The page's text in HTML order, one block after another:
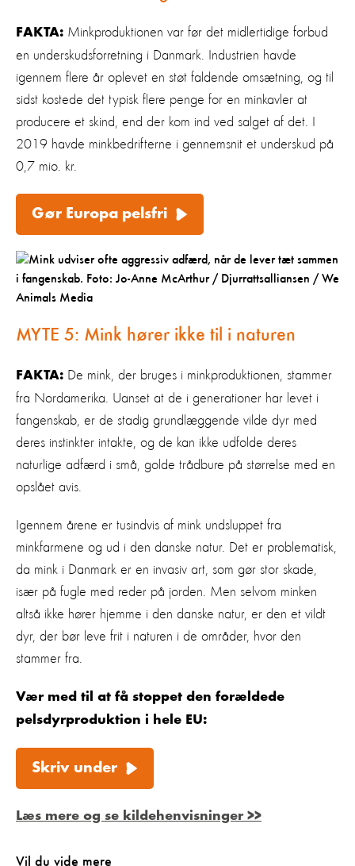
FAKTA: Minkproduktionen var før det midlertidige forbud
en underskudsforretning i Danmark. Industrien havde
igennem flere år oplevet en støt faldende omsætning, og til
sidst kostede det typisk flere penge for en minkavler at
producere et skind, end der kom ind ved salget af det. I
2019 havde minkbedrifterne i gennemsnit et underskud på
0,7 mio. kr.
Gør Europa pelsfri
MYTE 5: Mink hører ikke til i naturen
FAKTA: De mink, der bruges i minkproduktionen, stammer
fra Nordamerika. Uanset at de i generationer har levet i
fangenskab, er de stadig grundlæggende vilde dyr med
deres instinkter intakte, og de kan ikke udfolde deres
naturlige adfærd i små, golde trådbure på størrelse med en
opslået avis.
Igennem årene er tusindvis af mink undsluppet fra
minkfarmene og ud i den danske natur. Det er problematisk,
da mink i Danmark er en invasiv art, som gør stor skade,
især på fugle med reder på jorden. Men selvom minken
altså ikke hører hjemme i den danske natur, er den et vildt
dyr, der bør leve frit i naturen i de områder, hvor den
stammer fra.
Vær med til at få stoppet den forældede
pelsdyrproduktion i hele EU:
Skriv under
Læs mere og se kildehenvisninger >>
Vil du vide mere